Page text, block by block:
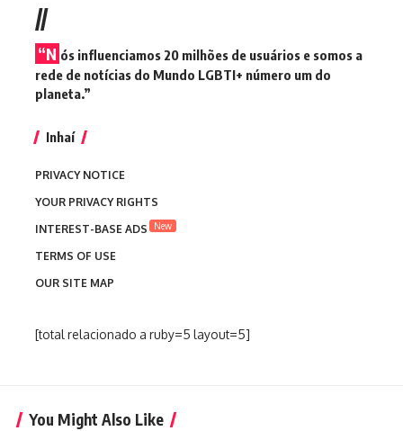
//
“N ós influenciamos 20 milhões de usuários e somos a
rede de notícias do Mundo LGBTI+ número um do
planeta.”
Inhaí
PRIVACY NOTICE
YOUR PRIVACY RIGHTS
INTEREST-BASE ADS
New
TERMS OF USE
OUR SITE MAP
[total relacionado a ruby=5 layout=5]
You Might Also Like